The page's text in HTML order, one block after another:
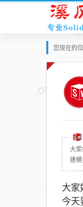
您现在的位
大
建
大家
今天